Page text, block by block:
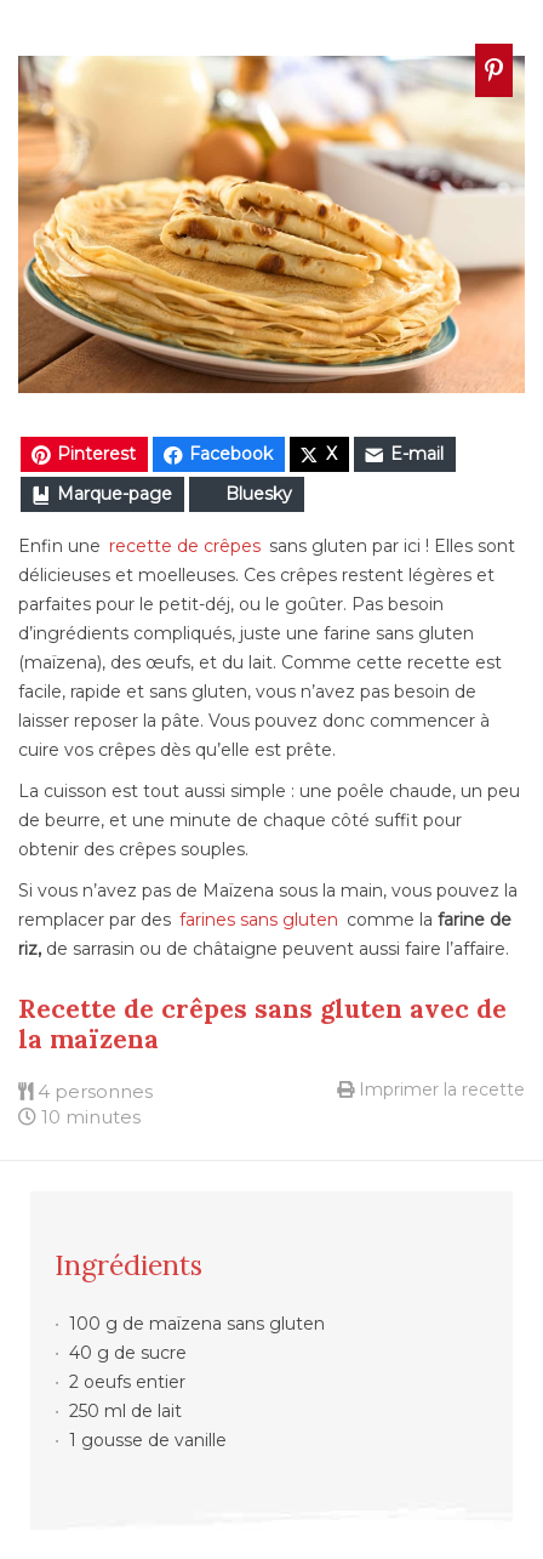
Pinterest Facebook X
E-mail
Marque-page
Bluesky
Enfin une recette de crêpes sans gluten par ici ! Elles sont
délicieuses et moelleuses. Ces crêpes restent légères et
parfaites pour le petit-déj, ou le goûter. Pas besoin
d’ingrédients compliqués, juste une farine sans gluten
(maïzena), des œufs, et du lait. Comme cette recette est
facile, rapide et sans gluten, vous n’avez pas besoin de
laisser reposer la pâte. Vous pouvez donc commencer à
cuire vos crêpes dès qu’elle est prête.
La cuisson est tout aussi simple : une poêle chaude, un peu
de beurre, et une minute de chaque côté suffit pour
obtenir des crêpes souples.
Si vous n’avez pas de Maïzena sous la main, vous pouvez la
remplacer par des farines sans gluten comme la farine de
riz, de sarrasin ou de châtaigne peuvent aussi faire l’affaire.
Recette de crêpes sans gluten avec de
la maïzena
4 personnes
10 minutes
Imprimer la recette
Ingrédients
100 g de maïzena sans gluten
40 g de sucre
2 oeufs entier
250 ml de lait
1 gousse de vanille